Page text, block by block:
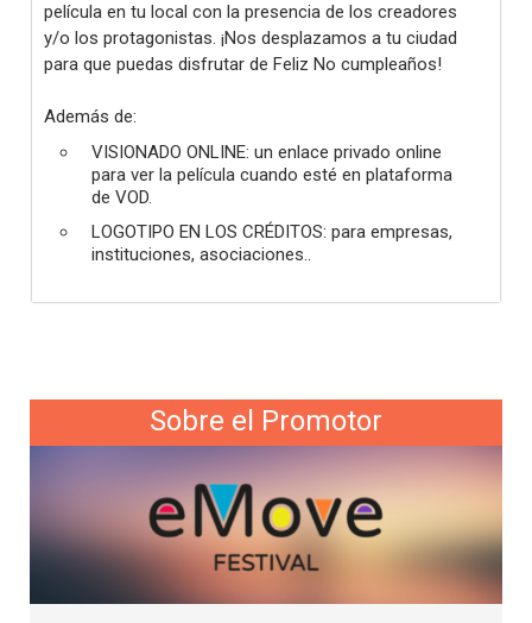
película en tu local con la presencia de los creadores
y/o los protagonistas. ¡Nos desplazamos a tu ciudad
para que puedas disfrutar de Feliz No cumpleaños!
Además de:
VISIONADO ONLINE: un enlace privado online
para ver la película cuando esté en plataforma
de VOD.
LOGOTIPO EN LOS CRÉDITOS: para empresas,
instituciones, asociaciones..
Sobre el Promotor